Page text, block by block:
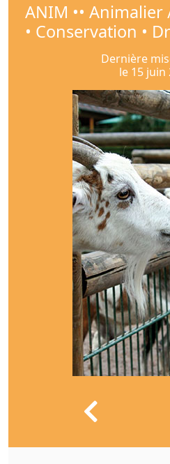
ANIM •• Animalier
• Conservation •
Dernière
le 15 juin